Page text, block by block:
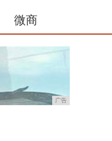
微商
广告